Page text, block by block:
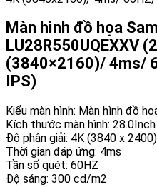
Màn hình đồ họa
LU28R550UQEXXV
(3840×2160)/ 4ms/
IPS)
Kiểu màn hình: Màn hình đồ
Kích thước màn hình: 28.0Inch
Độ phân giải: 4K (3840 x 2400)
Thời gian đáp ứng: 4ms
Tần số quét: 60HZ
Độ sáng: 300 cd/m2